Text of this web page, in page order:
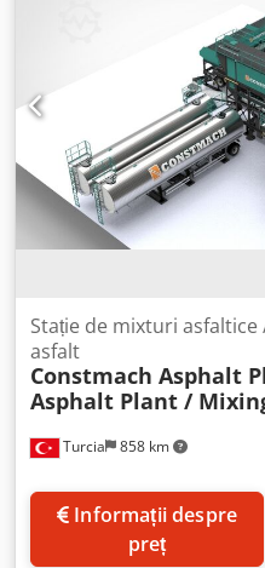
Turcia 858 km
Stație de mixturi asfaltice
asfalt
Constmach Asphalt
Asphalt Plant /
preț